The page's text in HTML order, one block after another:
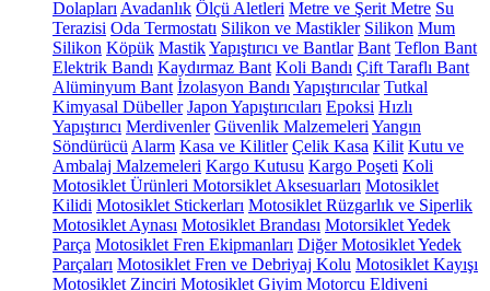
Dolapları Avadanlık Ölçü Aletleri Metre ve Şerit Metre Su
Terazisi Oda Termostatı Silikon ve Mastikler Silikon Mum
Silikon Köpük MastikYapıştırıcı ve Bantlar Bant Teflon Bant
Elektrik Bandı Kaydırmaz Bant Koli Bandı Çift Taraflı Bant
Alüminyum Bant İzolasyon Bandı Yapıştırıcılar Tutkal
Kimyasal Dübeller Japon Yapıştırıcıları Epoksi Hızlı
Yapıştırıcı Merdivenler Güvenlik Malzemeleri Yangın
Söndürücü Alarm Kasa ve Kilitler Çelik Kasa Kilit Kutu ve
Ambalaj Malzemeleri Kargo Kutusu Kargo Poşeti Koli
Motosiklet Ürünleri Motorsiklet Aksesuarları Motosiklet
Kilidi Motosiklet Stickerları Motosiklet Rüzgarlık ve Siperlik
Motosiklet Aynası Motosiklet Brandası Motorsiklet Yedek
Parça Motosiklet Fren Ekipmanları Diğer Motosiklet Yedek
Parçaları Motosiklet Fren ve Debriyaj Kolu Motosiklet Kayışı
Motosiklet Zinciri Motosiklet Giyim Motorcu Eldiveni